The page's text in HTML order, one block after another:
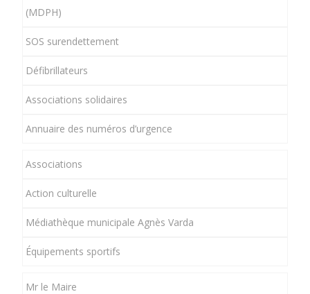
(MDPH)
SOS surendettement
Défibrillateurs
Associations solidaires
Annuaire des numéros d’urgence
Associations
Action culturelle
Médiathèque municipale Agnès Varda
Équipements sportifs
Mr le Maire